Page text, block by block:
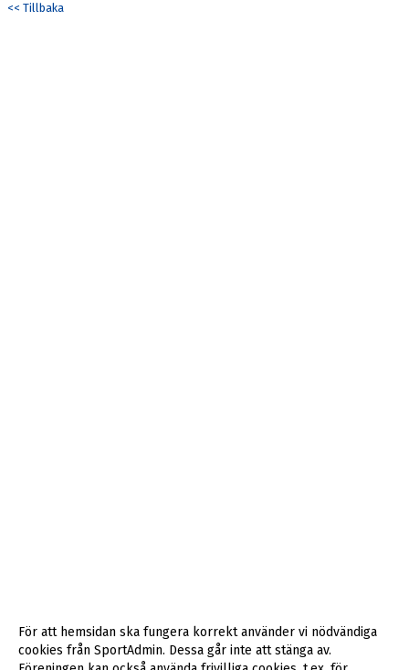
<< Tillbaka
För att hemsidan ska fungera korrekt använder vi nödvändiga
cookies från SportAdmin. Dessa går inte att stänga av.